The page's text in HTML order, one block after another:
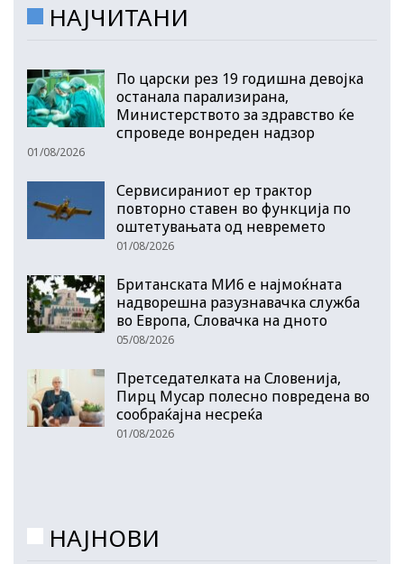
НАЈЧИТАНИ
По царски рез 19 годишна девојка
останала парализирана,
Министерството за здравство ќе
спроведе вонреден надзор
01/08/2026
Сервисираниот ер трактор
повторно ставен во функција по
оштетувањата од невремето
01/08/2026
Британската МИ6 е најмоќната
надворешна разузнавачка служба
во Европа, Словачка на дното
05/08/2026
Претседателката на Словенија,
Пирц Мусар полесно повредена во
сообраќајна несреќа
01/08/2026
НАЈНОВИ